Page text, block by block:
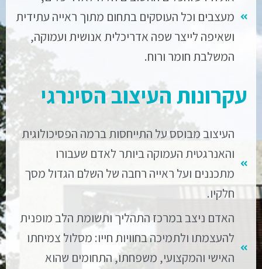
מעצבים וכל העוסקים בתחום מתוך ראייה עתידית
ושאיפה לייצר שפה אדריכלית אנושית ועמוקה,
המשלבת חומר ורוח.
עקרונות העיצוב הסינרגי
העיצוב מבוסס על התייחסות ברמה הפסיכולוגית
והאנרגטית העמוקה ביותר לאדם שעבורו
מתכננים ועל ראייה רחבה של השלם הגדול מסך
חלקיו.
האדם ניצב במרכז התהליך ותשומת הלב מופנית
להעצמתו ולתמיכה בחוויות חייו: מסלול צמיחתו
האישי והמקצועי, משפחתו, התחומים שהוא